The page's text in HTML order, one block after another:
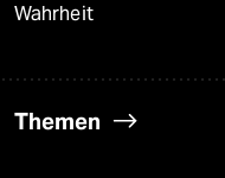
Wahrheit
Themen